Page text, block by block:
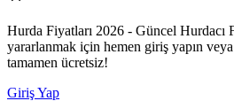
Hurda Fiyatları 2026 - Güncel Hurdacı
yararlanmak için hemen giriş yapın
tamamen ücretsiz!
Giriş Yap